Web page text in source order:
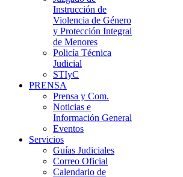
Instrucción de
Violencia de Género
y Protección Integral
de Menores
Policía Técnica
Judicial
STIyC
PRENSA
Prensa y Com.
Noticias e
Información General
Eventos
Servicios
Guías Judiciales
Correo Oficial
Calendario de